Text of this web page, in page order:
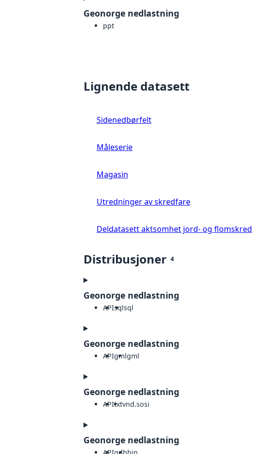
Geonorge nedlastning
ppt
Lignende datasett
Sidenedbørfelt
Måleserie
Magasin
Utredninger av skredfare
Deldatasett aktsomhet jord- og flomskred
Distribusjoner 4
Geonorge nedlastning
APIsqlsql
Geonorge nedlastning
APIgmlgml
Geonorge nedlastning
APItxtvnd.sosi
Geonorge nedlastning